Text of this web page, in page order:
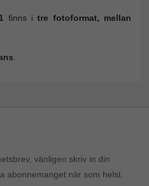
finns itre fotoformat, mellan
vänligen skriv in din
abonnemanget när som helst.